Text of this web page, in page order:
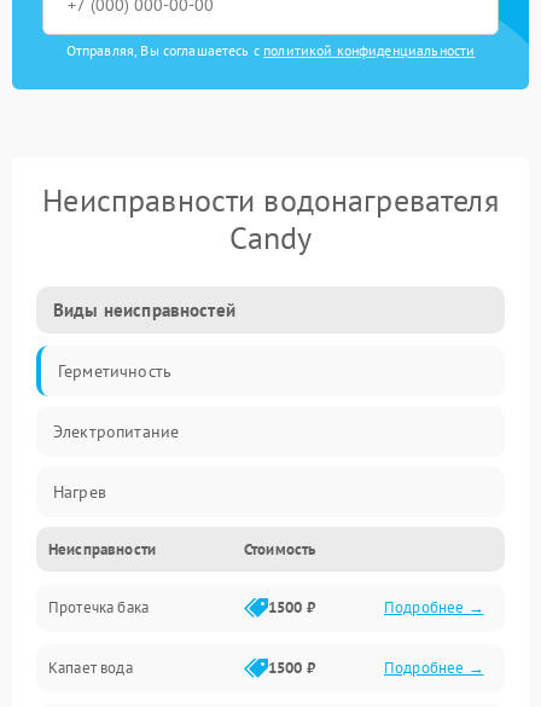
Отправляя, Вы соглашаетесь с политикой конфиденциальности
Неисправности водонагревателя
Candy
Виды неисправностей
Герметичность
Электропитание
Нагрев
Датчики
Механика
Неисправности Стоимость
Протечка бака 1500 ₽ Подробнее →
Капает вода 1500 ₽ Подробнее →